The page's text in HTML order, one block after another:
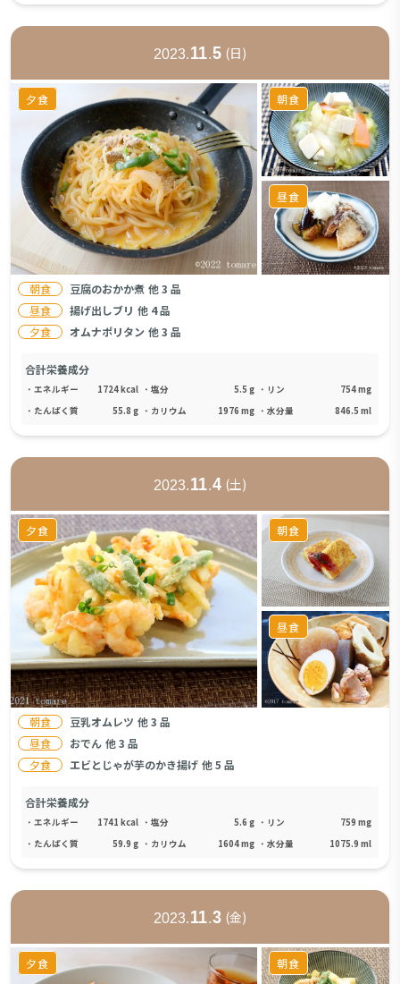
2023.11.5 (日)
夕食 朝食
昼食
朝食 豆腐のおかか煮 他3 品
昼食
揚げ出しブリ 他 4品
夕食
オムナポリタン 他3 品
合計栄養成分
・ エネルギー 1724kcal
・ たんぱく質 55.8 g
・ 塩分 5.5 g
・ カリウム 1976 mg
・ リン 754mg
・水分量 846.5 ml
2023.11.4 (土)
夕食 朝食
昼食
朝食 豆乳オムレツ 他3 品
昼食
おでん 他3 品
夕食
エビとじゃが芋のかき揚げ 他5 品
合計栄養成分
・ エネルギー 1741 kcal
・ たんぱく質 59.9 g
・ 塩分 5.6 g
・ カリウム 1604mg
・ リン 759 mg
・水分量 1075.9 ml
2023.11.3 (金)
夕食 朝食